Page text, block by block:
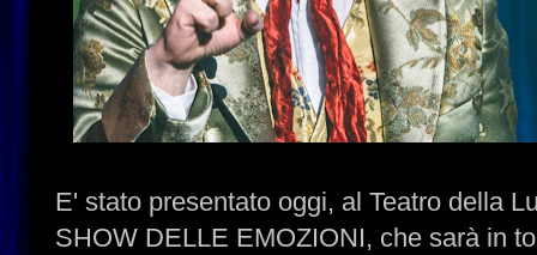
E' stato presentato oggi, al Teatro della
SHOW DELLE EMOZIONI, che sarà in